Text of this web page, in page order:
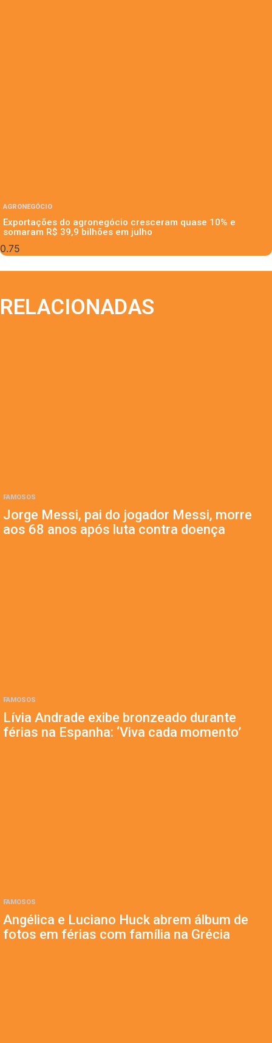
AGRONEGÓCIO
Exportações do agronegócio cresceram quase 10% e
somaram R$ 39,9 bilhões em julho
RELACIONADAS
FAMOSOS
Jorge Messi, pai do jogador Messi, morre
aos 68 anos após luta contra doença
FAMOSOS
Lívia Andrade exibe bronzeado durante
férias na Espanha: ‘Viva cada momento’
FAMOSOS
Angélica e Luciano Huck abrem álbum de
fotos em férias com família na Grécia